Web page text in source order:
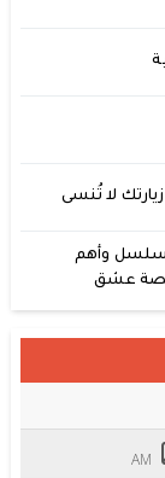
لا تُنسى
2022 قصة المسلسل وأهم